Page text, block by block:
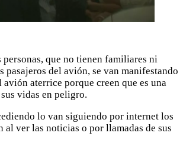
que no tienen familiares ni
pasajeros del avión, se van manifestando
avión aterrice porque creen que es una
vidas en peligro.
lo van siguiendo por internet los
al ver las noticias o por llamadas de sus